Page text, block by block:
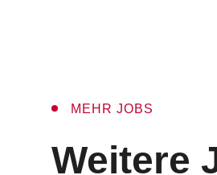
MEHR JOBS
:
Weitere